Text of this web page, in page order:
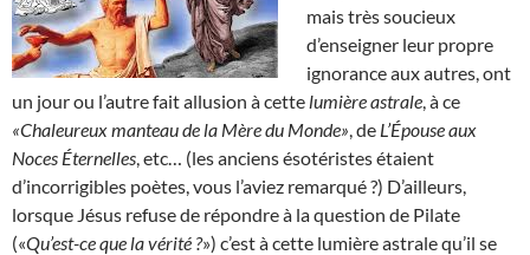
mais très soucieux
d’enseigner leur propre
ignorance aux autres, ont
un jour ou l’autre fait allusion à cette lumière astrale , à ce
«Chaleureux manteau de la Mère du Monde» , de L’Épouse aux
Noces Éternelles , etc… (les anciens ésotéristes étaient
d’incorrigibles poètes, vous l’aviez remarqué ?) D’ailleurs,
lorsque Jésus refuse de répondre à la question de Pilate
(«Qu’est-ce que la vérité ?») c’est à cette lumière astrale qu’il se